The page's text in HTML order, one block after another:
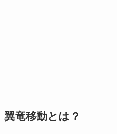
翼竜移動とは？